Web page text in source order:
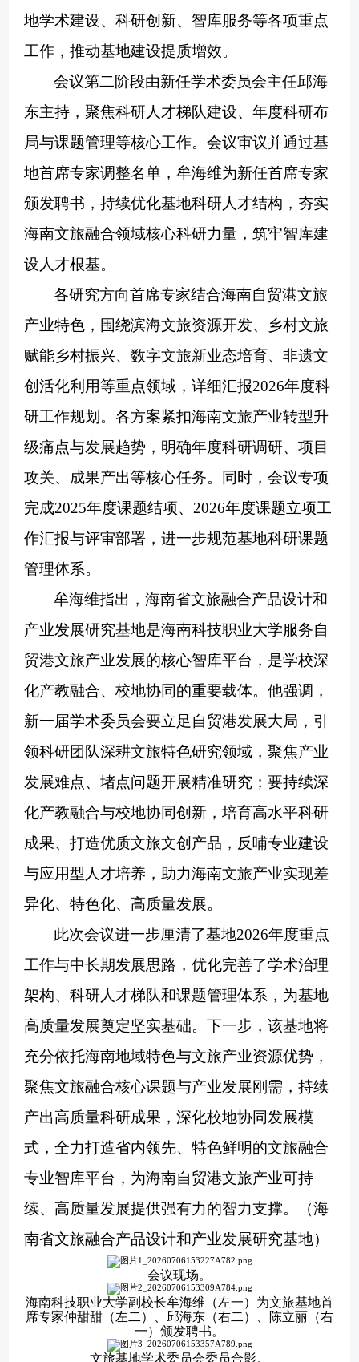
地学术建设、科研创新、智库服务等各项重点
工作，推动基地建设提质增效。
会议第二阶段由新任学术委员会主任邱海
东主持，聚焦科研人才梯队建设、年度科研布
局与课题管理等核心工作。会议审议并通过基
地首席专家调整名单，牟海维为新任首席专家
颁发聘书，持续优化基地科研人才结构，夯实
海南文旅融合领域核心科研力量，筑牢智库建
设人才根基。
各研究方向首席专家结合海南自贸港文旅
产业特色，围绕滨海文旅资源开发、乡村文旅
赋能乡村振兴、数字文旅新业态培育、非遗文
创活化利用等重点领域，详细汇报2026年度科
研工作规划。各方案紧扣海南文旅产业转型升
级痛点与发展趋势，明确年度科研调研、项目
攻关、成果产出等核心任务。同时，会议专项
完成2025年度课题结项、2026年度课题立项工
作汇报与评审部署，进一步规范基地科研课题
管理体系。
牟海维指出，海南省文旅融合产品设计和
产业发展研究基地是海南科技职业大学服务自
贸港文旅产业发展的核心智库平台，是学校深
化产教融合、校地协同的重要载体。他强调，
新一届学术委员会要立足自贸港发展大局，引
领科研团队深耕文旅特色研究领域，聚焦产业
发展难点、堵点问题开展精准研究；要持续深
化产教融合与校地协同创新，培育高水平科研
成果、打造优质文旅文创产品，反哺专业建设
与应用型人才培养，助力海南文旅产业实现差
异化、特色化、高质量发展。
此次会议进一步厘清了基地2026年度重点
工作与中长期发展思路，优化完善了学术治理
架构、科研人才梯队和课题管理体系，为基地
高质量发展奠定坚实基础。下一步，该基地将
充分依托海南地域特色与文旅产业资源优势，
聚焦文旅融合核心课题与产业发展刚需，持续
产出高质量科研成果，深化校地协同发展模
式，全力打造省内领先、特色鲜明的文旅融合
专业智库平台，为海南自贸港文旅产业可持
续、高质量发展提供强有力的智力支撑。（海
南省文旅融合产品设计和产业发展研究基地）
会议现场。
海南科技职业大学副校长牟海维 （左一）为文旅基地首
席专家仲甜甜（左二）、邱海东（右二）、陈立丽（右
一）颁发聘书。
文旅基地学术委员会委员合影。